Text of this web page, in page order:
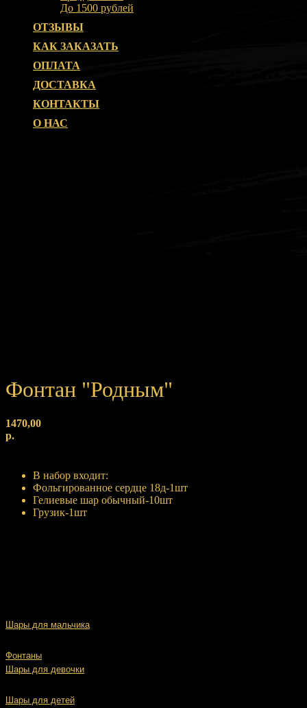
Шары для мальчика
Фонтаны
Шары для девочки
Шары для детей
До 1500 рублей
ОТЗЫВЫ
КАК ЗАКАЗАТЬ
ОПЛАТА
ДОСТАВКА
КОНТАКТЫ
О НАС
Фонтан "Родным"
1470,00
р.
В набор входит:
Фольгированное сердце 18д-1шт
Гелиевые шар обычный-10шт
Грузик-1шт